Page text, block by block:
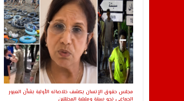
مجلس حقوق الإنسان يكشف خلاصاته الأولية بشأن العبور
الجماعي نحو سبتة ومليلية المحتلتين